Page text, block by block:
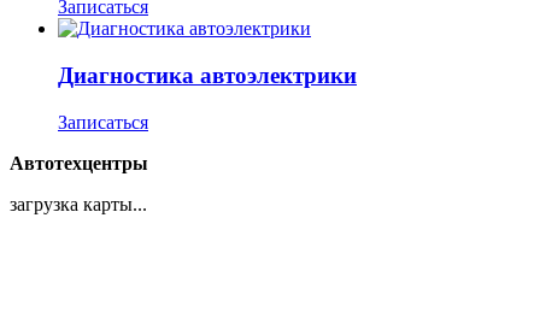
Записаться
Диагностика автоэлектрики
Записаться
Автотехцентры
загрузка карты...